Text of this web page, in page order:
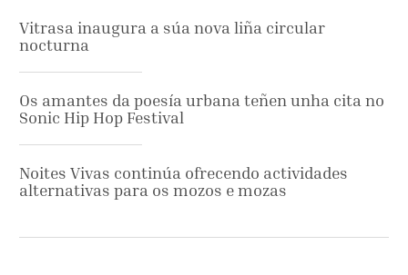
Vitrasa inaugura a súa nova liña circular
nocturna
Os amantes da poesía urbana teñen unha cita no
Sonic Hip Hop Festival
Noites Vivas continúa ofrecendo actividades
alternativas para os mozos e mozas